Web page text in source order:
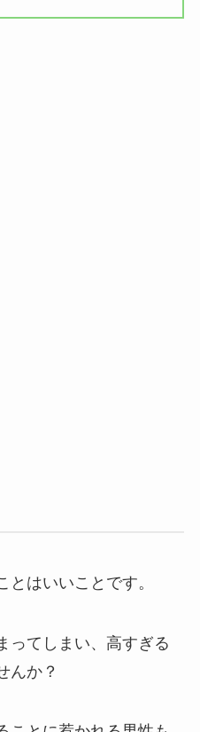
とはいいことです。
ってしまい、高すぎる
んか？